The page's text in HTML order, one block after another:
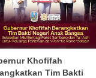
Khofifah
Tim Bakti